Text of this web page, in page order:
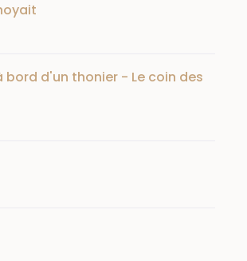
d'un thonier - Le coin des